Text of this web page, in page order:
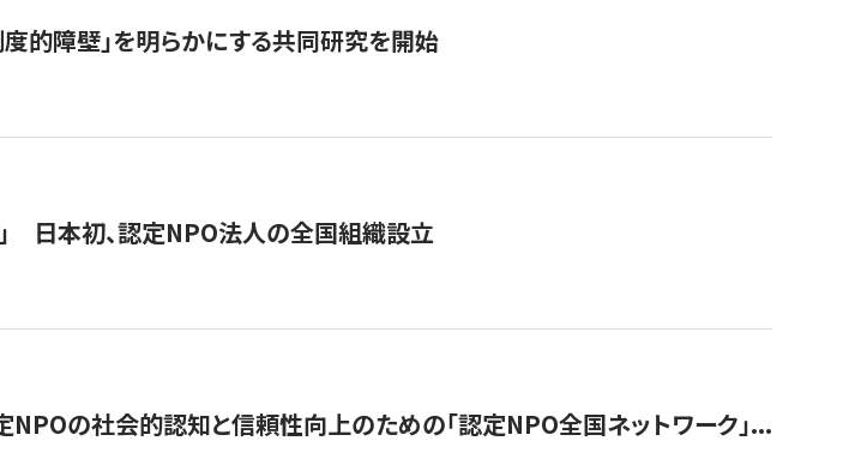
度的障壁」を明らかにする共同研究を開始
日本初、認定NPO法人の全国組織設立
の社会的認知と信頼性向上のための「認定NPO全国ネットワーク」...